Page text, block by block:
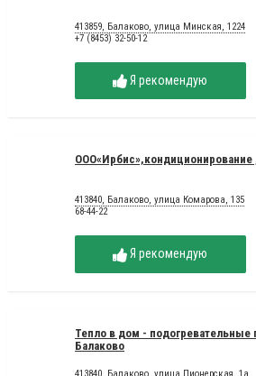
413859, Балаково, улица Минская, 1224
+7 (8453) 32-50-12
Я рекомендую
ООО«Ирбис»,кондиционирование
413840, Балаково, улица Комарова, 135
68-44-22
Я рекомендую
Тепло в дом - подогревательные
Балаково
413840, Балаково, улица Пионерская, 1а